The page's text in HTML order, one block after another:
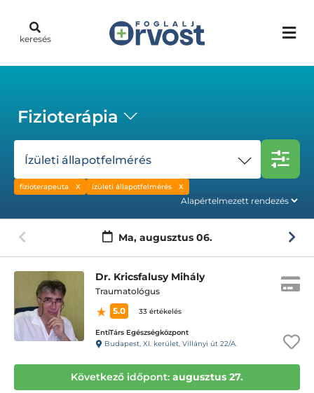
keresés
Fizioterápia
Ízületi állapotfelmérés
fizioterapeuta ízületi állapotfelmérés
Ma, augusztus 06.
Dr. Kricsfalusy Mihály
Traumatológus
5.0
33 értékelés
EntiTárs Egészségközpont
Budapest, XI. kerület, Villányi út 22/A.
Következő időpont: augusztus 27.